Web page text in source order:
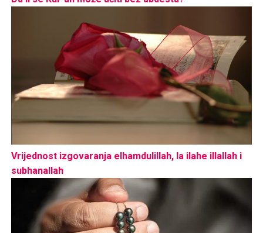
Vrijednost izgovaranja elhamdulillah, la ilahe illallah i
subhanallah